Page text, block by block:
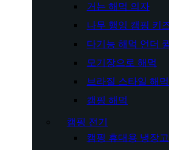
거는 해먹 의자
나무 행잉 캠핑 키
다기능 해먹 언더
모기장으로 해먹
브라질 스타일 해먹
캠핑 해먹
캠핑 전기
캠핑 휴대용 냉장